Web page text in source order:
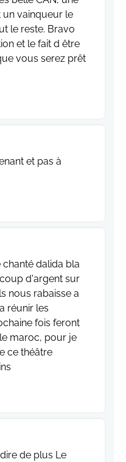
un vainqueur le
le reste. Bravo
et le fait d être
vous serez prêt
et pas à
dalida bla
d'argent sur
nous rabaisse a
réunir les
fois feront
maroc, pour je
ce théâtre
de plus Le